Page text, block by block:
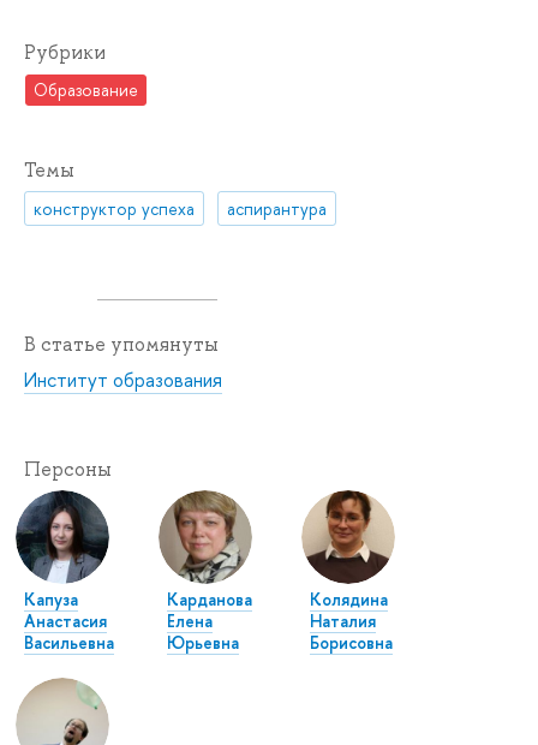
Рубрики
Образование
Темы
конструктор успеха аспирантура
В статье упомянуты
Институт образования
Персоны
Капуза
Анастасия
Васильевна
Карданова
Елена
Юрьевна
Колядина
Наталия
Борисовна